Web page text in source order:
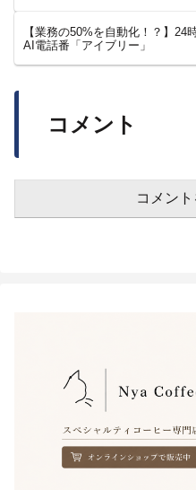
【業務の50%を自動化！？】24
AI電話番「アイブリー」
コメント
コメン